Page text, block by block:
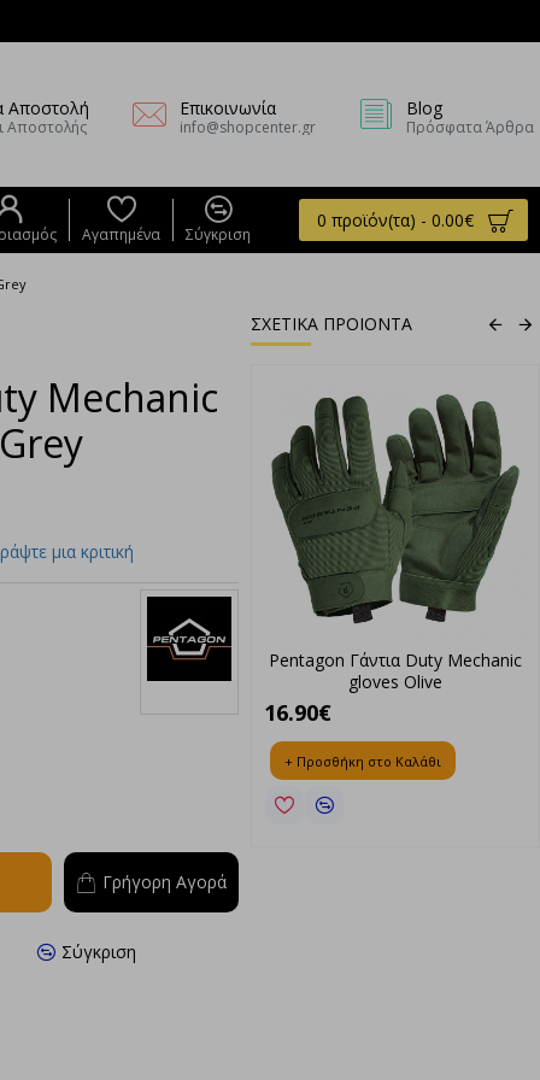
Αποστολή
Αποστολής
Επικοινωνία
info@shopcenter.gr
Blog
Πρόσφατα Άρθρα
Αγαπημένα Σύγκριση
0 προϊόν(τα) - 0.00€
Mechanic
μια κριτική
Γρήγορη Αγορά
Σύγκριση
ΣΧΕΤΙΚΑ ΠΡΟΙΟΝΤΑ
Duty Mechanic
Pentagon Γάντια Duty Mechanic
gloves Olive
16.90€
+ Προσθήκη στο Καλάθι